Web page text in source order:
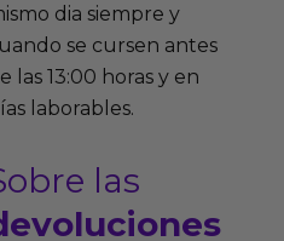
dia siempre y
se cursen antes
las 13:00 horas y en
laborables.
las